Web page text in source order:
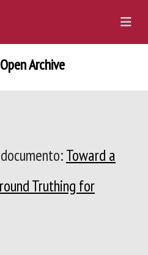
Archive
Toward a
Truthing for